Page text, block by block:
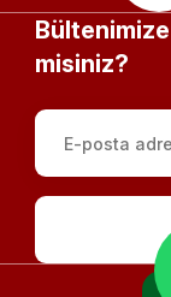
misiniz?